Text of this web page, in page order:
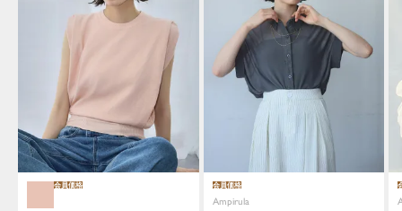
都会的で自由なムードにトレンドを。
手頃な価格で毎日に寄り添う。
会員価格
Ampirula
会員価格